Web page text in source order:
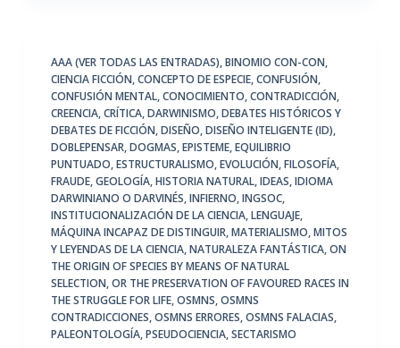
AAA (VER TODAS LAS ENTRADAS),BINOMIO CON-CON,
CIENCIA FICCIÓN,CONCEPTO DE ESPECIE,CONFUSIÓN,
CONFUSIÓN MENTAL,CONOCIMIENTO,CONTRADICCIÓN,
CREENCIA,CRÍTICA,DARWINISMO,DEBATES HISTÓRICOS Y
DEBATES DE FICCIÓN,DISEÑO,DISEÑO INTELIGENTE (ID),
DOBLEPENSAR,DOGMAS,EPISTEME,EQUILIBRIO
PUNTUADO,ESTRUCTURALISMO,EVOLUCIÓN,FILOSOFÍA,
FRAUDE,GEOLOGÍA,HISTORIA NATURAL,IDEAS,IDIOMA
DARWINIANO O DARVINÉS,INFIERNO,INGSOC,
INSTITUCIONALIZACIÓN DE LA CIENCIA,LENGUAJE,
MÁQUINA INCAPAZ DE DISTINGUIR,MATERIALISMO,MITOS
Y LEYENDAS DE LA CIENCIA,NATURALEZA FANTÁSTICA,ON
THE ORIGIN OF SPECIES BY MEANS OF NATURAL
SELECTION,OR THE PRESERVATION OF FAVOURED RACES IN
THE STRUGGLE FOR LIFE,OSMNS,OSMNS
CONTRADICCIONES,OSMNS ERRORES,OSMNS FALACIAS,
PALEONTOLOGÍA,PSEUDOCIENCIA,SECTARISMO